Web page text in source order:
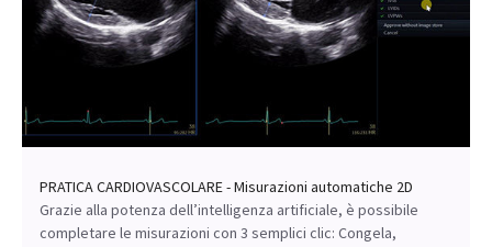
PRATICA CARDIOVASCOLARE - Misurazioni automatiche 2D
Grazie alla potenza dell’intelligenza artificiale, è possibile
completare le misurazioni con 3 semplici clic: Congela,